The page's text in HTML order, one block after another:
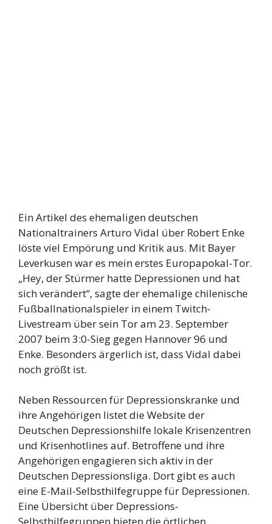
Ein Artikel des ehemaligen deutschen
Nationaltrainers Arturo Vidal über Robert Enke
löste viel Empörung und Kritik aus. Mit Bayer
Leverkusen war es mein erstes Europapokal-Tor.
„Hey, der Stürmer hatte Depressionen und hat
sich verändert“, sagte der ehemalige chilenische
Fußballnationalspieler in einem Twitch-
Livestream über sein Tor am 23. September
2007 beim 3:0-Sieg gegen Hannover 96 und
Enke. Besonders ärgerlich ist, dass Vidal dabei
noch größt ist.
Neben Ressourcen für Depressionskranke und
ihre Angehörigen listet die Website der
Deutschen Depressionshilfe lokale Krisenzentren
und Krisenhotlines auf. Betroffene und ihre
Angehörigen engagieren sich aktiv in der
Deutschen Depressionsliga. Dort gibt es auch
eine E-Mail-Selbsthilfegruppe für Depressionen.
Eine Übersicht über Depressions-